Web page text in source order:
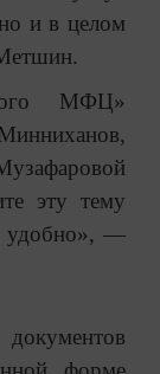
и в целом
МФЦ»
эту тему
удобно», —